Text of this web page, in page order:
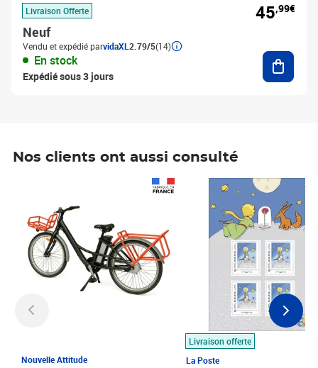
Livraison Offerte
Neuf
Vendu et expédié parvidaXL 2.79/5(14)
En stock
Expédié sous 3 jours
45,99€
Nos clients ont aussi consulté
Nouvelle Attitude
Livraison offerte
La Poste
Prix 7,50€